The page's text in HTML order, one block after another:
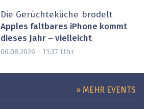
Die Gerüchteküche brodelt
Apples faltbares iPhone kommt
dieses Jahr – vielleicht
06.08.2026 - 11:37 Uhr
» MEHR EVENTS